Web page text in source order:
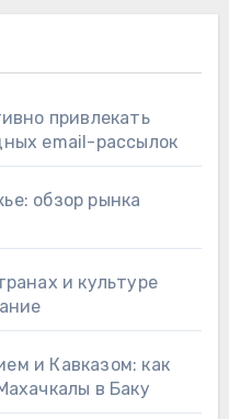
привлекать
email-рассылок
обзор рынка
и культуре
и Кавказом: как
в Баку